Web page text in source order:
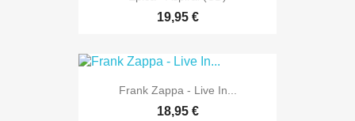
19,95 €
Frank Zappa - Live In...
18,95 €